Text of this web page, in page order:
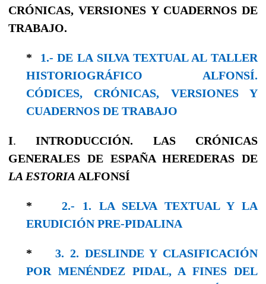
CRÓNICAS, VERSIONES Y CUADERNOS DE
TRABAJO.
* 1.- DE LA SILVA TEXTUAL AL TALLER
HISTORIOGRÁFICO ALFONSÍ.
CÓDICES, CRÓNICAS, VERSIONES Y
CUADERNOS DE TRABAJO
I. INTRODUCCIÓN. LAS CRÓNICAS
GENERALES DE ESPAÑA HEREDERAS DE
LA ESTORIA ALFONSÍ
*2.- 1. LA SELVA TEXTUAL Y LA
ERUDICIÓN PRE-PIDALINA
* 3. 2. DESLINDE Y CLASIFICACIÓN
POR MENÉNDEZ PIDAL, A FINES DEL